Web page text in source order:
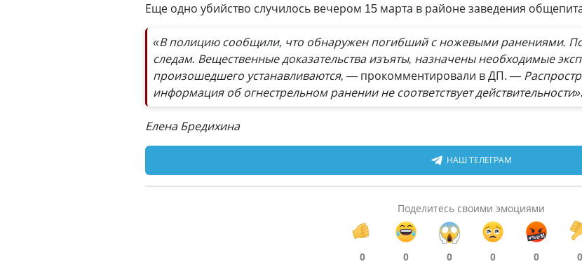
Еще одно убийство случилось вечером 15 марта в районе заведения
«В полицию сообщили, что обнаружен погибший с ножевыми ранениями.
следам. Вещественные доказательства изъяты, назначены необходимые
произошедшего устанавливаются, — прокомментировали в ДП. —
информация об огнестрельном ранении не соответствует действительности».
Елена Бредихина
НАШ ТЕЛЕГРАМ
Поделитесь своими эмоциями
0 0 0 0 0 0